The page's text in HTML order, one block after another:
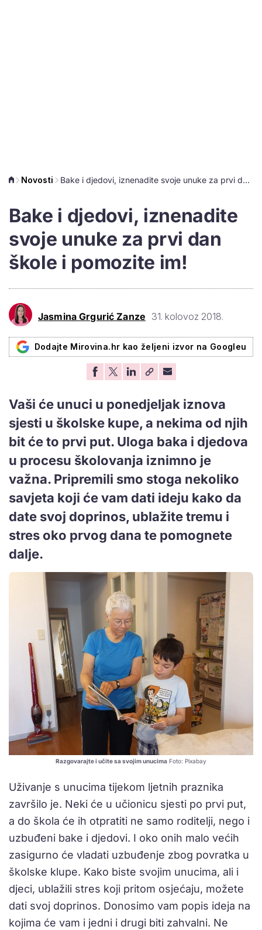
Novosti Bake i djedovi, iznenadite svoje unuke za prvi dan škole i pomozite im!
Bake i djedovi, iznenadite
svoje unuke za prvi dan
škole i pomozite im!
Jasmina Grgurić Zanze 31. kolovoz 2018.
Dodajte Mirovina.hr kao željeni izvor na Googleu
Vaši će unuci u ponedjeljak iznova
sjesti u školske kupe, a nekima od njih
bit će to prvi put. Uloga baka i djedova
u procesu školovanja iznimno je
važna. Pripremili smo stoga nekoliko
savjeta koji će vam dati ideju kako da
date svoj doprinos, ublažite tremu i
stres oko prvog dana te pomognete
dalje.
Razgovarajte i učite sa svojim unucima Foto: Pixabay
Uživanje s unucima tijekom ljetnih praznika
završilo je. Neki će u učionicu sjesti po prvi put,
a do škola će ih otpratiti ne samo roditelji, nego i
uzbuđeni bake i djedovi. I oko onih malo većih
zasigurno će vladati uzbuđenje zbog povratka u
školske klupe. Kako biste svojim unucima, ali i
djeci, ublažili stres koji pritom osjećaju, možete
dati svoj doprinos. Donosimo vam popis ideja na
kojima će vam i jedni i drugi biti zahvalni. Ne